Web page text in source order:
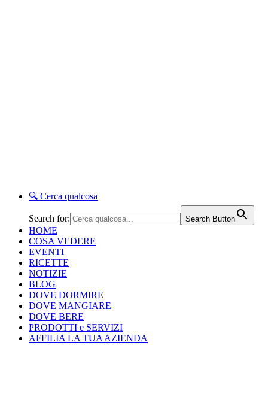
🔍 Cerca qualcosa
Search for: Search Button
HOME
COSA VEDERE
EVENTI
RICETTE
NOTIZIE
BLOG
DOVE DORMIRE
DOVE MANGIARE
DOVE BERE
PRODOTTI e SERVIZI
AFFILIA LA TUA AZIENDA